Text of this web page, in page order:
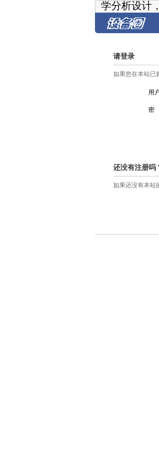
学分析设计
请登录
如果您在本站已
用
密
还没有注册吗
如果还没有本站